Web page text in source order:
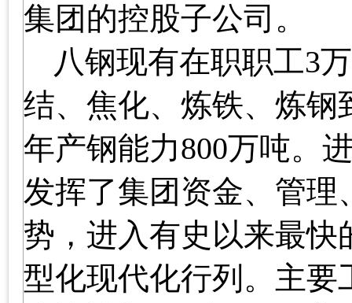
集团的控股子公司。
八钢现有在职职工3
结、焦化、炼铁、炼
年产钢能力800万吨。
发挥了集团资金、管
势，进入有史以来最
型化现代化行列。主要